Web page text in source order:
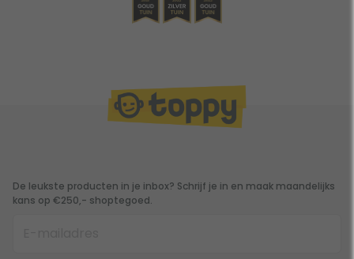
De leukste producten in je inbox? Schrijf je in en maak maandelijks
kans op €250,- shoptegoed.